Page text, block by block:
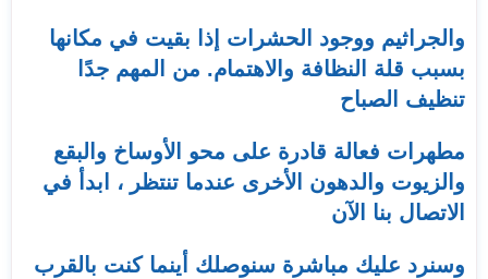
والجراثيم ووجود الحشرات إذا بقيت في مكانها
بسبب قلة النظافة والاهتمام. من المهم جدًا
تنظيف الصباح
مطهرات فعالة قادرة على محو الأوساخ والبقع
والزيوت والدهون الأخرى عندما تنتظر ، ابدأ في
الاتصال بنا الآن
وسنرد عليك مباشرة سنوصلك أينما كنت بالقرب